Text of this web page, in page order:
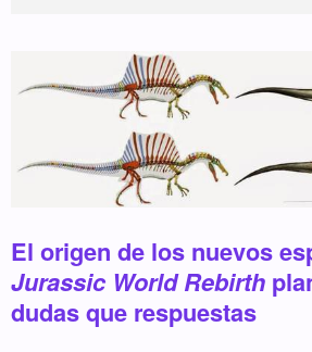
El origen de los nuevos
Jurassic World Rebirth
dudas que respuestas